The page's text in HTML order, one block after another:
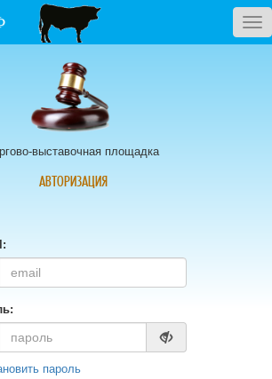
выставочная площадка
АВТОРИЗАЦИЯ
пароль